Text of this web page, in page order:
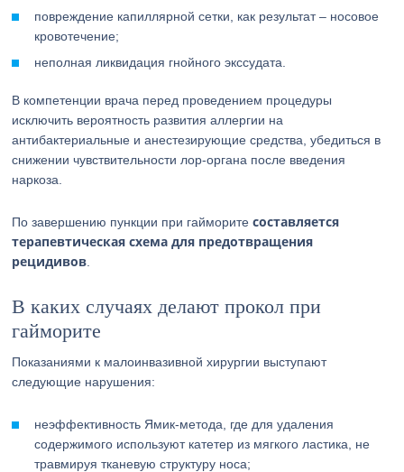
повреждение капиллярной сетки, как результат – носовое
кровотечение;
неполная ликвидация гнойного экссудата.
В компетенции врача перед проведением процедуры
исключить вероятность развития аллергии на
антибактериальные и анестезирующие средства, убедиться в
снижении чувствительности лор-органа после введения
наркоза.
По завершению пункции при гайморитесоставляется
терапевтическая схема для предотвращения
рецидивов
В каких случаях делают прокол при
гайморите
Показаниями к малоинвазивной хирургии выступают
следующие нарушения:
неэффективность Ямик-метода, где для удаления
содержимого используют катетер из мягкого ластика, не
травмируя тканевую структуру носа;